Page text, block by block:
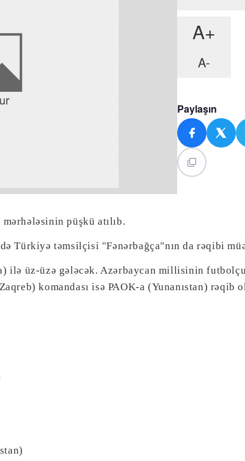
A+
A-
Paylaşın
püşkü atılıb.
Türkiyə təmsilçisi "Fənərbağça"nın da rəqibi
ilə üz-üzə gələcək. Azərbaycan millisinin
komandası isə PAOK-a (Yunanıstan) rəqib